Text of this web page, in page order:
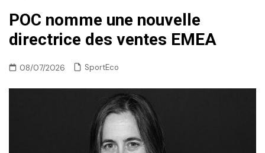
POC nomme une nouvelle
directrice des ventes EMEA
08/07/2026 SportEco